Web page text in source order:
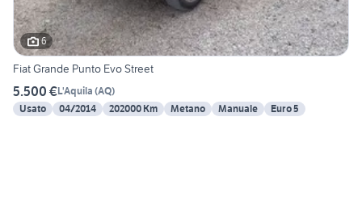
6
Fiat Grande Punto Evo Street
5.500 €L'Aquila (AQ)
Usato
04/2014 202000 Km Metano Manuale Euro 5